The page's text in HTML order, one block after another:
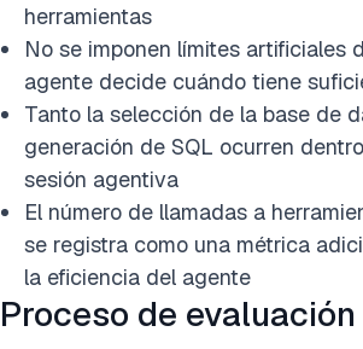
herramientas
No se imponen límites artificiales
agente decide cuándo tiene
Tanto la selección de la base de
generación de SQL ocurren
sesión agentiva
El número de llamadas a
se registra como una métrica
la eficiencia del agente
Proceso de evaluación